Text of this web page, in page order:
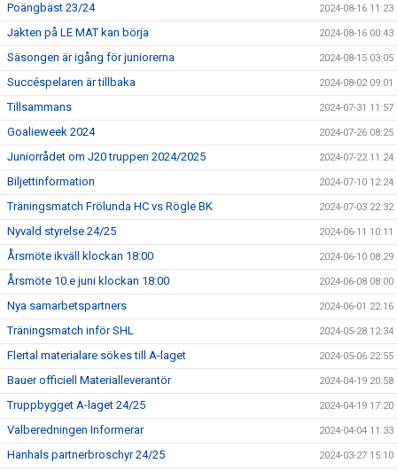
Poängbäst 23/24 2024-08-16 11:23
Jakten på LE MAT kan börja 2024-08-16 00:43
Säsongen är igång för juniorerna 2024-08-15 03:05
Succéspelaren är tillbaka 2024-08-02 09:01
Tillsammans 2024-07-31 11:57
Goalieweek 2024 2024-07-26 08:25
Juniorrådet om J20 truppen 2024/2025 2024-07-22 11:24
Biljettinformation 2024-07-10 12:24
Träningsmatch Frölunda HC vs Rögle BK 2024-07-03 22:32
Nyvald styrelse 24/25 2024-06-11 10:11
Årsmöte ikväll klockan 18:00 2024-06-10 08:29
Årsmöte 10.e juni klockan 18:00 2024-06-08 08:00
Nya samarbetspartners 2024-06-01 22:16
Träningsmatch inför SHL 2024-05-28 12:34
Flertal materialare sökes till A-laget 2024-05-06 22:55
Bauer officiell Materialleverantör 2024-04-19 20:58
Truppbygget A-laget 24/25 2024-04-19 17:20
Valberedningen Informerar 2024-04-04 11:33
Hanhals partnerbroschyr 24/25 2024-03-27 15:10